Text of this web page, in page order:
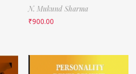
N. Mukund Sharma
₹900.00